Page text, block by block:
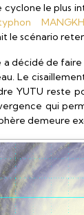
cyclone le plus
le scénario
a décidé de
Le
YUTU reste
qui
demeure